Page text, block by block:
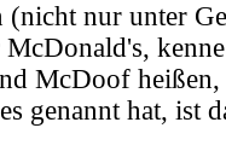
nur unter
McDoof
genannt hat, ist